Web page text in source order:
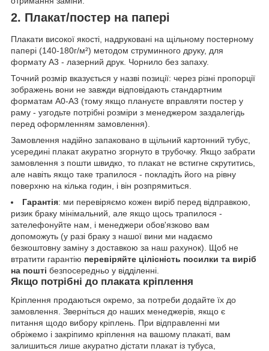
2. Плакат/постер на папері
Плакати високої якості, надруковані на щільному постерному
папері (140-180г/м²) методом струминного друку, для
формату А3 - лазерний друк. Чорнило без запаху.
Точний розмір вказується у назві позиції: через різні пропорції
зображень вони не завжди відповідають стандартним
форматам А0-А3 (тому якщо плануєте вправляти постер у
раму - узгодьте потрібні розміри з менеджером заздалегідь
перед оформленням замовлення).
Замовлення надійно запаковано в щільний картонний тубус,
усередині плакат акуратно згорнуто в трубочку. Якщо забрати
замовлення з пошти швидко, то плакат не встигне скрутитись,
але навіть якщо таке трапилося - покладіть його на рівну
поверхню на кілька годин, і він розпрямиться.
Гарантія: ми перевіряємо кожен виріб перед відправкою,
ризик браку мінімальний, але якщо щось трапилося -
зателефонуйте нам, і менеджери обов'язково вам
допоможуть (у разі браку з нашої вини ми надаємо
безкоштовну заміну з доставкою за наш рахунок). Щоб не
втратити гарантію перевіряйте цілісність посилки та виріб
на пошті безпосередньо у відділенні.
Якщо потрібні до плаката кріплення
Кріплення продаються окремо, за потреби додайте їх до
замовлення. Зверніться до наших менеджерів, якщо є
питання щодо вибору кріплень. При відправленні ми
обріжемо і закріпимо кріплення на вашому плакаті, вам
залишиться лише акуратно дістати плакат із тубуса,